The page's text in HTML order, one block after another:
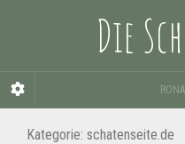
Die
Kategorie: schatenseite.de